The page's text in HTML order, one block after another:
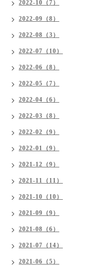
2022-10（7）
2022-09（8）
2022-08（3）
2022-07（10）
2022-06（8）
2022-05（7）
2022-04（6）
2022-03（8）
2022-02（9）
2022-01（9）
2021-12（9）
2021-11（11）
2021-10（10）
2021-09（9）
2021-08（6）
2021-07（14）
2021-06（5）